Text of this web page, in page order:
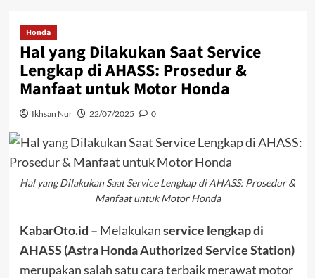
Honda
Hal yang Dilakukan Saat Service
Lengkap di AHASS: Prosedur &
Manfaat untuk Motor Honda
Ikhsan Nur 22/07/2025 0
Hal yang Dilakukan Saat Service Lengkap di AHASS: Prosedur &
Manfaat untuk Motor Honda
KabarOto.id – Melakukanservice lengkap di
AHASS (Astra Honda Authorized Service Station)
merupakan salah satu cara terbaik merawat motor